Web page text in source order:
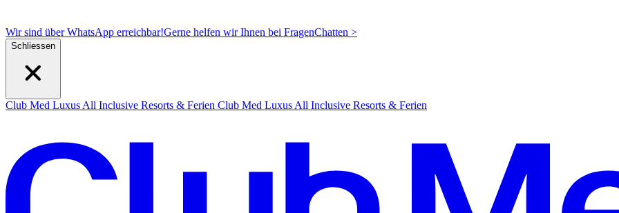
Wir sind über WhatsApp erreichbar!Gerne helfen wir Ihnen bei FragenChatten >
Schliessen
Club Med Luxus All Inclusive Resorts & Ferien Club Med Luxus All Inclusive Resorts & Ferien